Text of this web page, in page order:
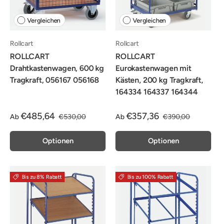
Vergleichen
Rollcart
ROLLCART
Drahtkastenwagen, 600 kg
Tragkraft, 056167 056168
Ab €485,64 €530,00
Optionen
Vergleichen
Rollcart
ROLLCART
Eurokastenwagen mit
Kästen, 200 kg Tragkraft,
164334 164337 164344
Ab €357,36 €390,00
Optionen
Bis zu 8% Rabatt Bis zu 100% Rabatt